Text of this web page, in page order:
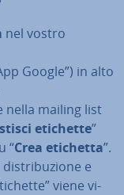
nel vostro
Google”) in alto
nella mailing list
etichette”
“Crea etichetta”.
e
viene vi­